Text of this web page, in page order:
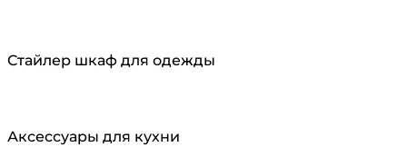
Стайлер шкаф для одежды
Аксессуары для кухни